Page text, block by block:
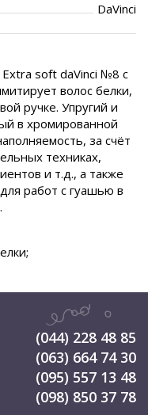
DaVinci
Extra soft daVinci №8 с
волос белки,
ручке. Упругий и
в хромированной
за счёт
техниках,
и т.д., а также
работ с гуашью в
(044) 228 48 85
(063) 664 74 30
(095) 557 13 48
(098) 850 37 78